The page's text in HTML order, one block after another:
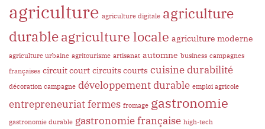
agriculture agriculture digitale agriculture
durableagriculture locale agriculture moderne
agriculture urbaine agritourisme artisanat automne business campagnes
françaises circuit court circuits courts cuisinedurabilité
décoration campagne développement durable emploi agricole
entrepreneuriatfermes fromage gastronomie
gastronomie durable gastronomie française high-tech